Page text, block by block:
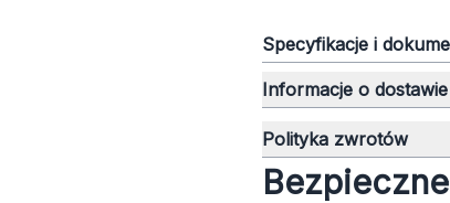
Specyfikacje i
Informacje o dostawie
Polityka zwrotów